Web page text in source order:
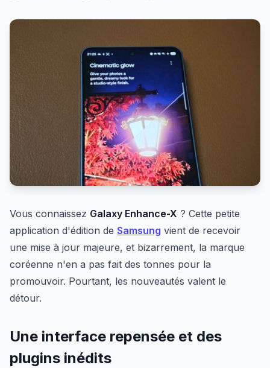
Vous connaissez Galaxy Enhance-X ? Cette petite
application d'édition de Samsung vient de recevoir
une mise à jour majeure, et bizarrement, la marque
coréenne n'en a pas fait des tonnes pour la
promouvoir. Pourtant, les nouveautés valent le
détour.
Une interface repensée et des
plugins inédits